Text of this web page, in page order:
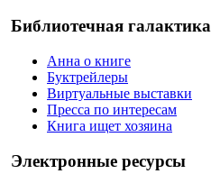
Библиотечная галактика
Анна о книге
Буктрейлеры
Виртуальные выставки
Пресса по интересам
Книга ищет хозяина
Электронные ресурсы